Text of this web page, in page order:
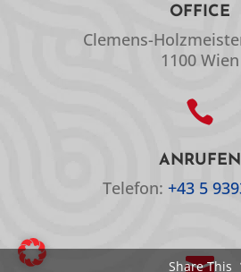
OFFICE
Clemens-
1100 Wien

ANRUFEN
Telefon: +43 5
Share This